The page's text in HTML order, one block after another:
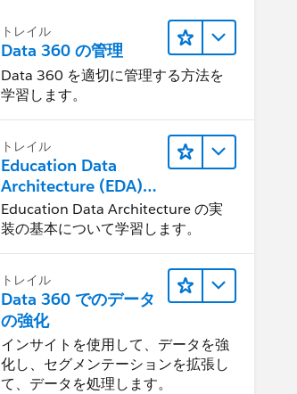
トレイル
Data 360 の管理
Data 360 を適切に管理する方法を
学習します。
トレイル
Education Data
Architecture (EDA)
の管理
Education Data Architecture の実
装の基本について学習します。
トレイル
Data 360 でのデータ
の強化
インサイトを使用して、データを強
化し、セグメンテーションを拡張し
て、データを処理します。